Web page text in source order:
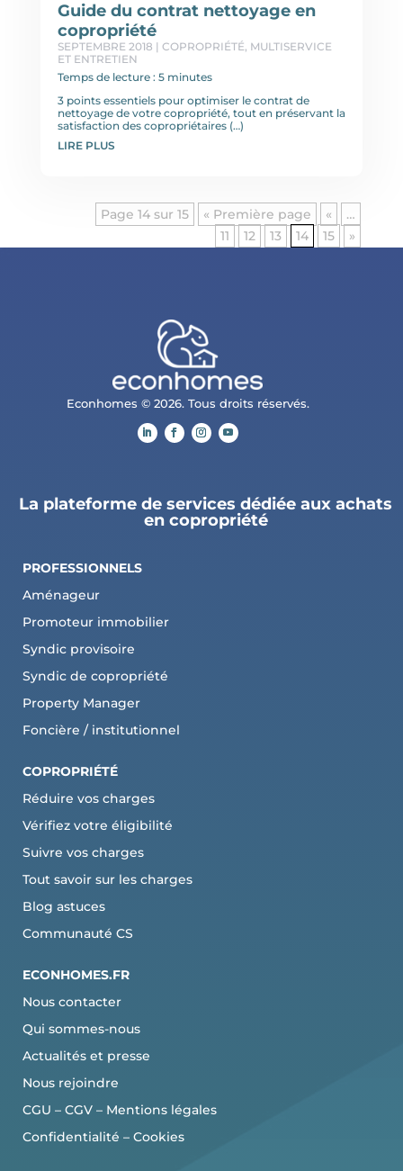
Guide du contrat nettoyage en
copropriété
SEPTEMBRE 2018 | COPROPRIÉTÉ, MULTISERVICE
ET ENTRETIEN
Temps de lecture : 5 minutes
3 points essentiels pour optimiser le contrat de
nettoyage de votre copropriété, tout en préservant la
satisfaction des copropriétaires (…)
LIRE PLUS
Page 14 sur 15 « Première page «
…
11
12 13 14 15 »
Econhomes © 2026. Tous droits réservés.
La plateforme de services dédiée aux achats
en copropriété
PROFESSIONNELS
Aménageur
Promoteur immobilier
Syndic provisoire
Syndic de copropriété
Property Manager
Foncière / institutionnel
COPROPRIÉTÉ
Réduire vos charges
Vérifiez votre éligibilité
Suivre vos charges
Tout savoir sur les charges
Blog astuces
Communauté CS
ECONHOMES.FR
Nous contacter
Qui sommes-nous
Actualités et presse
Nous rejoindre
CGU – CGV – Mentions légales
Confidentialité – Cookies